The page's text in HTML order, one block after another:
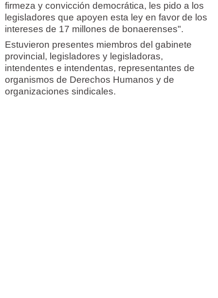
firmeza y convicción democrática, les pido a los
legisladores que apoyen esta ley en favor de los
intereses de 17 millones de bonaerenses".
Estuvieron presentes miembros del gabinete
provincial, legisladores y legisladoras,
intendentes e intendentas, representantes de
organismos de Derechos Humanos y de
organizaciones sindicales.